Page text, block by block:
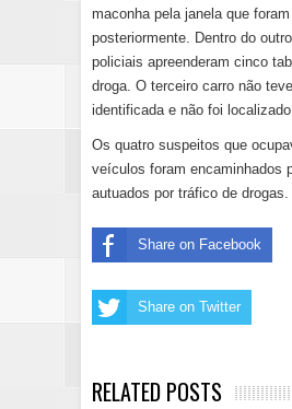
maconha pela janela que
posteriormente. Dentro do
policiais apreenderam cinco
droga. O terceiro carro não
identificada e não foi
Os quatro suspeitos que
veículos foram encaminhados
autuados por tráfico de drogas.
Share on Facebook
Share on Twitter
RELATED POSTS